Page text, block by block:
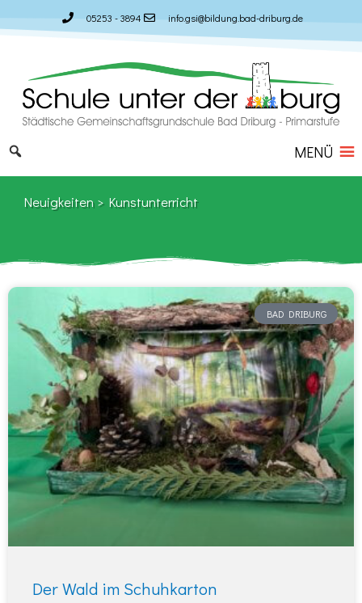
Inhalt
05253 - 3894 info.gsi@bildung.bad-driburg.de
MENÜ
Neuigkeiten > Kunstunterricht
BAD DRIBURG
Der Wald im Schuhkarton